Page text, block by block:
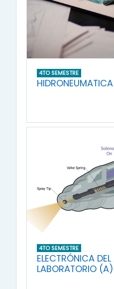
4TO SEMESTRE
HIDRONEUMATICA
4TO SEMESTRE
ELECTRÓNICA
LABORATORIO (A)